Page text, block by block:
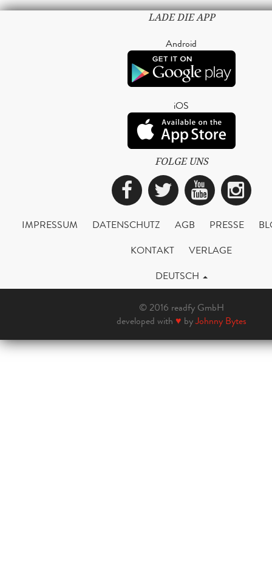
LADE DIE APP
Android
iOS
FOLGE UNS
Facebook
Twitter
IMPRESSUM DATENSCHUTZ AGB PRESSE
KONTAKT
VERLAGE
DEUTSCH
© 2016 readfy GmbH
developed with ♥ byJohnny Bytes